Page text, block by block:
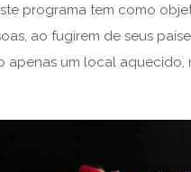
programa tem como
ao fugirem de seus
apenas um local